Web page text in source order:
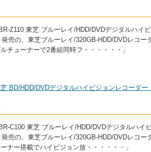
Z110 東芝 ブルーレイ/HDD/DVDデジタルハイ
発売の、東芝ブルーレイ/320GB-HDD/DVDレコ
チューナーで2番組同時フ・・・・・・」
BD/HDD/DVDデジタルハイビジョンレコーダ
C100 東芝 ブルーレイ/HDD/DVDデジタルハイ
発売の、東芝ブルーレイ/320GB-HDD/DVDレコ
ナー搭載でハイビジョン放・・・・・・」